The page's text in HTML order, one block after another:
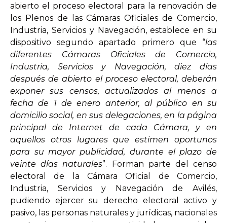
abierto el proceso electoral para la renovación de
los Plenos de las Cámaras Oficiales de Comercio,
Industria, Servicios y Navegación, establece en su
dispositivo segundo apartado primero que “las
diferentes Cámaras Oficiales de Comercio,
Industria, Servicios y Navegación, diez días
después de abierto el proceso electoral, deberán
exponer sus censos, actualizados al menos a
fecha de 1 de enero anterior, al público en su
domicilio social, en sus delegaciones, en la página
principal de Internet de cada Cámara, y en
aquellos otros lugares que estimen oportunos
para su mayor publicidad, durante el plazo de
veinte días naturales”. Forman parte del censo
electoral de la Cámara Oficial de Comercio,
Industria, Servicios y Navegación de Avilés,
pudiendo ejercer su derecho electoral activo y
pasivo, las personas naturales y jurídicas, nacionales